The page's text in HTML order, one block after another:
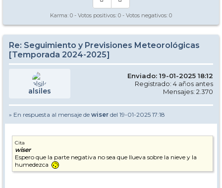
Karma: 0 - Votos positivos: 0 - Votos negativos: 0
Re: Seguimiento y Previsiones Meteorológicas
[Temporada 2024-2025]
alsiles
Enviado: 19-01-2025 18:12
Registrado: 4 años antes
Mensajes: 2.370
» En respuesta al mensaje de wiser del 19-01-2025 17:18
Cita
wiser
Espero que la parte negativa no sea que llueva sobre la nieve y la
humedezca